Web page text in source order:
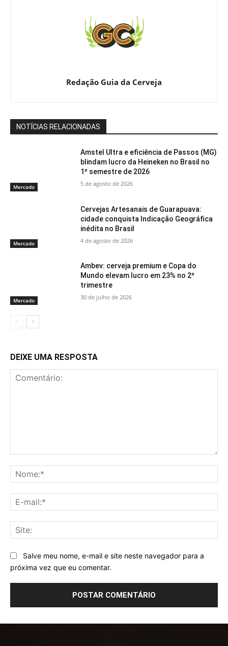
Redação Guia da Cerveja
NOTÍCIAS RELACIONADAS
Mercado
Amstel Ultra e eficiência de Passos (MG)
blindam lucro da Heineken no Brasil no
1º semestre de 2026
5 de agosto de 2026
Mercado
Cervejas Artesanais de Guarapuava:
cidade conquista Indicação Geográfica
inédita no Brasil
4 de agosto de 2026
Mercado
Ambev: cerveja premium e Copa do
Mundo elevam lucro em 23% no 2º
trimestre
30 de julho de 2026
DEIXE UMA RESPOSTA
Salve meu nome, e-mail e site neste navegador para a
próxima vez que eu comentar.